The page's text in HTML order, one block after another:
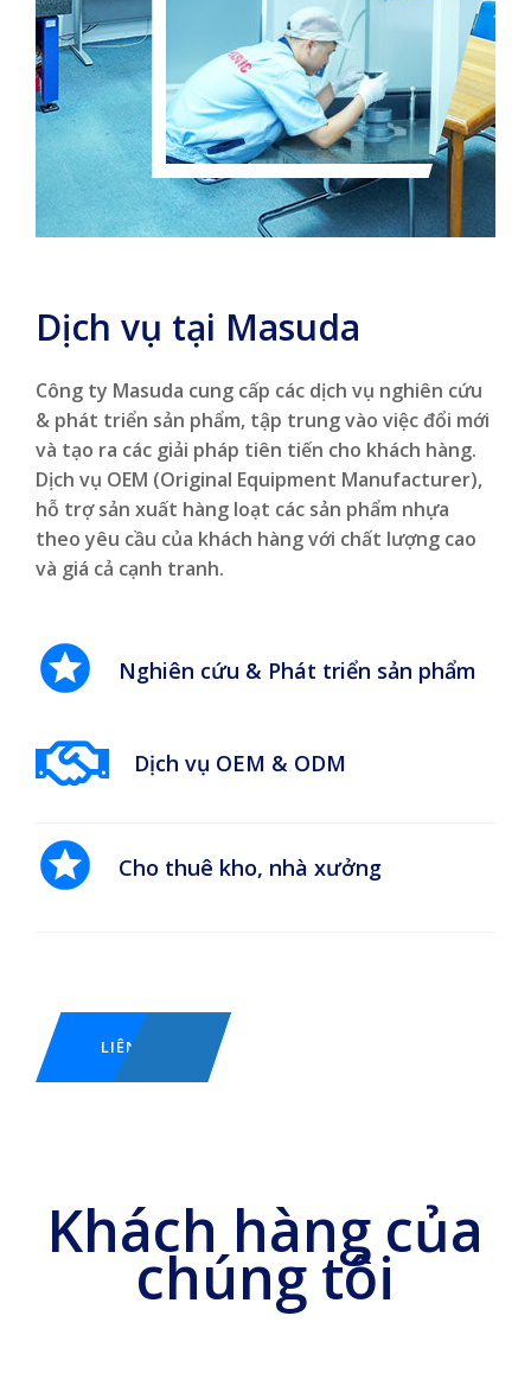
Dịch vụ tại Masuda
Công ty Masuda cung cấp các dịch vụ nghiên cứu
& phát triển sản phẩm, tập trung vào việc đổi mới
và tạo ra các giải pháp tiên tiến cho khách hàng.
Dịch vụ OEM (Original Equipment Manufacturer),
hỗ trợ sản xuất hàng loạt các sản phẩm nhựa
theo yêu cầu của khách hàng với chất lượng cao
và giá cả cạnh tranh.
Nghiên cứu & Phát triển sản phẩm
Dịch vụ OEM & ODM
Cho thuê kho, nhà xưởng
LIÊN HỆ
Khách hàng của
chúng tôi